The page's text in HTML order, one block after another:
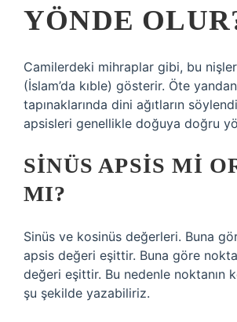
YÖNDE
Camilerdeki mihraplar gibi, bu
(İslam’da kıble) gösterir. Öte
tapınaklarında dini ağıtların
apsisleri genellikle doğuya doğru
SINÜS APSIS MI
MI?
Sinüs ve kosinüs değerleri. Buna
apsis değeri eşittir. Buna göre
değeri eşittir. Bu nedenle noktanın
şu şekilde yazabiliriz.